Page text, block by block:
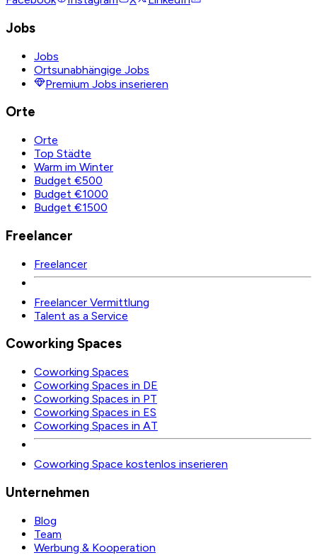
Jobs
Jobs
Ortsunabhängige Jobs
Premium Jobs inserieren
Orte
Orte
Top Städte
Warm im Winter
Budget €500
Budget €1000
Budget €1500
Freelancer
Freelancer
Freelancer Vermittlung
Talent as a Service
Coworking Spaces
Coworking Spaces
Coworking Spaces in DE
Coworking Spaces in PT
Coworking Spaces in ES
Coworking Spaces in AT
Coworking Space kostenlos inserieren
Unternehmen
Blog
Team
Werbung & Kooperation